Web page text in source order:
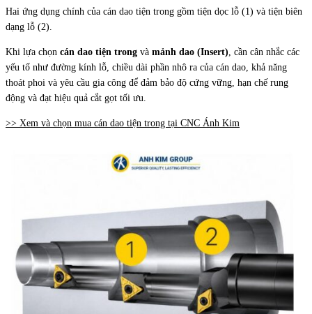
Hai ứng dụng chính của cán dao tiện trong gồm tiện dọc lỗ (1) và tiện biên
dạng lỗ (2).
Khi lựa chọn cán dao tiện trong và mảnh dao (Insert), cần cân nhắc các
yếu tố như đường kính lỗ, chiều dài phần nhô ra của cán dao, khả năng
thoát phoi và yêu cầu gia công để đảm bảo độ cứng vững, hạn chế rung
động và đạt hiệu quả cắt gọt tối ưu.
>> Xem và chọn mua cán dao tiện trong tại CNC Ánh Kim